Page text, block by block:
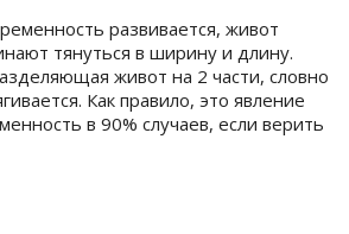
развивается, живот
тянуться в ширину и длину.
живот на 2 части, словно
Как правило, это явление
в 90% случаев, если верить